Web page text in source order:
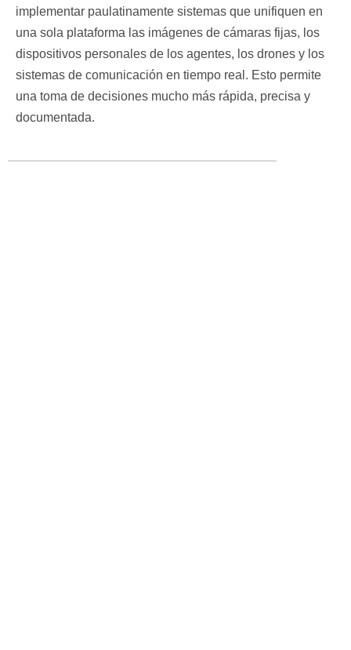
implementar paulatinamente sistemas que unifiquen en
una sola plataforma las imágenes de cámaras fijas, los
dispositivos personales de los agentes, los drones y los
sistemas de comunicación en tiempo real. Esto permite
una toma de decisiones mucho más rápida, precisa y
documentada.